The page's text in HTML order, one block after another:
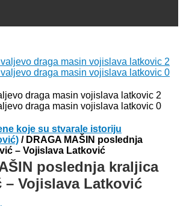
koje su stvarale istoriju
/ DRAGA MAŠIN poslednja
– Vojislava Latković
poslednja kraljica
– Vojislava Latković